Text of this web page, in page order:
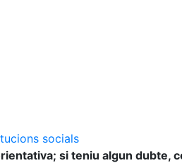
socials
si teniu algun dubte,